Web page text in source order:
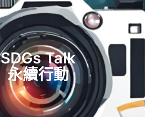
SDGs Talk
永續行動